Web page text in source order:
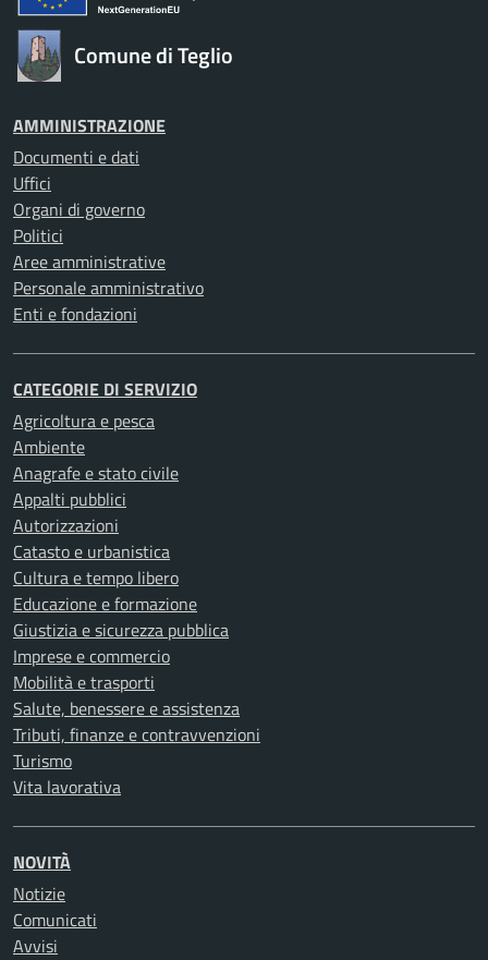
Comune di Teglio
AMMINISTRAZIONE
Documenti e dati
Uffici
Organi di governo
Politici
Aree amministrative
Personale amministrativo
Enti e fondazioni
CATEGORIE DI SERVIZIO
Agricoltura e pesca
Ambiente
Anagrafe e stato civile
Appalti pubblici
Autorizzazioni
Catasto e urbanistica
Cultura e tempo libero
Educazione e formazione
Giustizia e sicurezza pubblica
Imprese e commercio
Mobilità e trasporti
Salute, benessere e assistenza
Tributi, finanze e contravvenzioni
Turismo
Vita lavorativa
NOVITÀ
Notizie
Comunicati
Avvisi